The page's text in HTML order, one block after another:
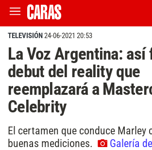
TELEVISIÓN24-06-2021 20:53
La Voz Argentina: así
debut del reality que
reemplazará a
Celebrity
El certamen que conduce Marley
buenas mediciones.
Galería